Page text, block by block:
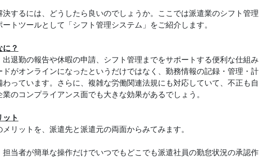
するには、どうしたら良いのでしょうか。ここでは派遣業のシフト管理
トツールとして「シフト管理システム」をご紹介します。
？
退勤の報告や休暇の申請、シフト管理までをサポートする便利な仕組み
がオンラインになったというだけではなく、勤務情報の記録・管理・計
っています。さらに、複雑な労働関連法規にも対応していて、不正も自
のコンプライアンス面でも大きな効果があるでしょう。
ト
リットを、派遣先と派遣元の両面からみてみます。
担当者が簡単な操作だけでいつでもどこでも派遣社員の勤怠状況の承認作